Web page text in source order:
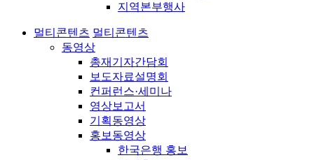
지역본부행사
멀티콘텐츠 멀티콘텐츠
동영상
총재기자간담회
보도자료설명회
컨퍼런스·세미나
영상보고서
기획동영상
홍보동영상
한국은행 홍보